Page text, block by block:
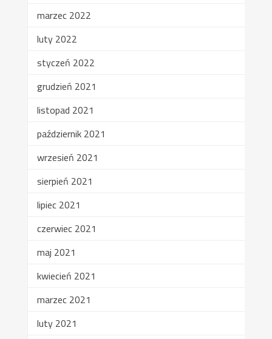
marzec 2022
luty 2022
styczeń 2022
grudzień 2021
listopad 2021
październik 2021
wrzesień 2021
sierpień 2021
lipiec 2021
czerwiec 2021
maj 2021
kwiecień 2021
marzec 2021
luty 2021